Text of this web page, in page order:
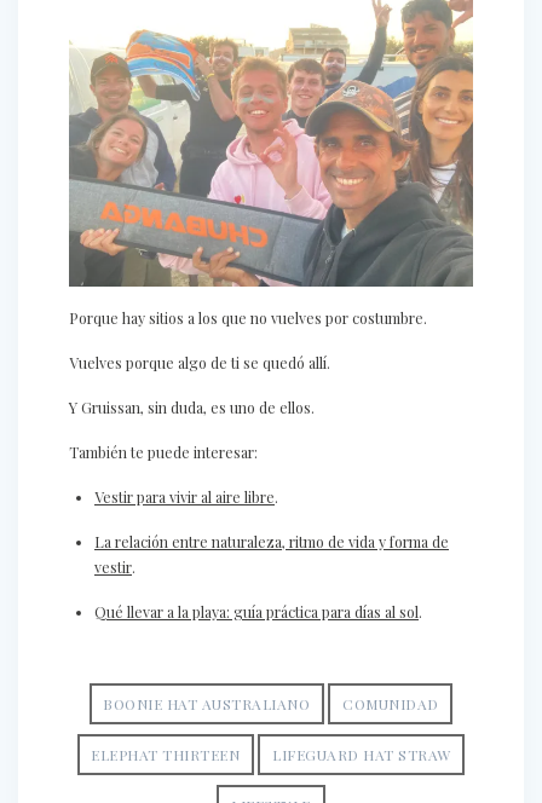
Porque hay sitios a los que no vuelves por costumbre.
Vuelves porque algo de ti se quedó allí.
Y Gruissan, sin duda, es uno de ellos.
También te puede interesar:
Vestir para vivir al aire libre.
La relación entre naturaleza, ritmo de vida y forma de
vestir.
Qué llevar a la playa: guía práctica para días al sol.
BOONIE HAT AUSTRALIANO COMUNIDAD
ELEPHAT THIRTEEN LIFEGUARD HAT STRAW